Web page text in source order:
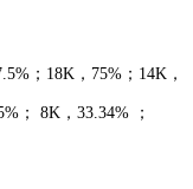
；18K，75%；14K，
； 8K，33.34% ；